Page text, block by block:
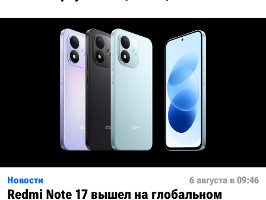
Новости 6 августа в 09:46
Redmi Note 17 вышел на глобальном